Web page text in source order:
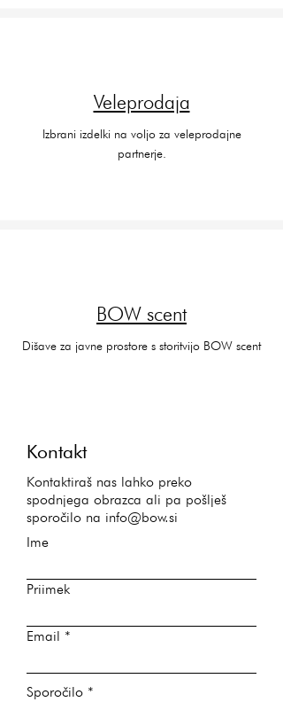
Veleprodaja
Izbrani izdelki na voljo za veleprodajne
partnerje.
BOW scent
Dišave za javne prostore s storitvijo BOW scent
Kontakt
Kontaktiraš nas lahko preko
spodnjega obrazca ali pa pošlješ
sporočilo na info@bow.si
Ime
Priimek
Email
Sporočilo